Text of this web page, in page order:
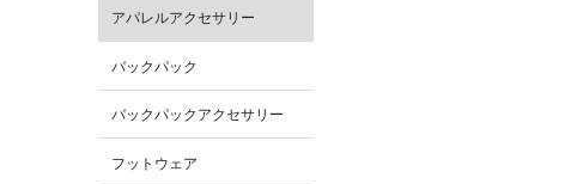
アパレルアクセサリー
バックパック
バックパックアクセサリー
フットウェア